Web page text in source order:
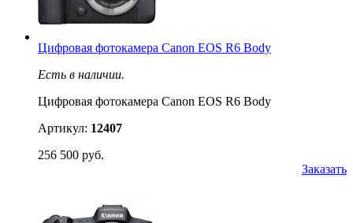
Цифровая фотокамера Canon EOS R6 Body
Есть в наличии.
Цифровая фотокамера Canon EOS R6 Body
Артикул: 12407
256 500 руб.
Заказать